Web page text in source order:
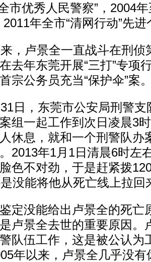
市优秀人民警察”，2004
2011年全市“清网行动”先
卢景全一直战斗在刑侦
去年东莞开展“三打”专项
宗公务员充当“保护伞”案
，东莞市公安局刑警支
组一起工作到次日凌晨3
休息，就和一个刑警队办
2013年1月1日清晨6时左
色不对劲，于是赶紧拨
没能将他从死亡线上拉回
没能给出卢景全的死亡
卢景全去世的重要原因。
队伍工作，这是被公认为
年以来，卢景全几乎没